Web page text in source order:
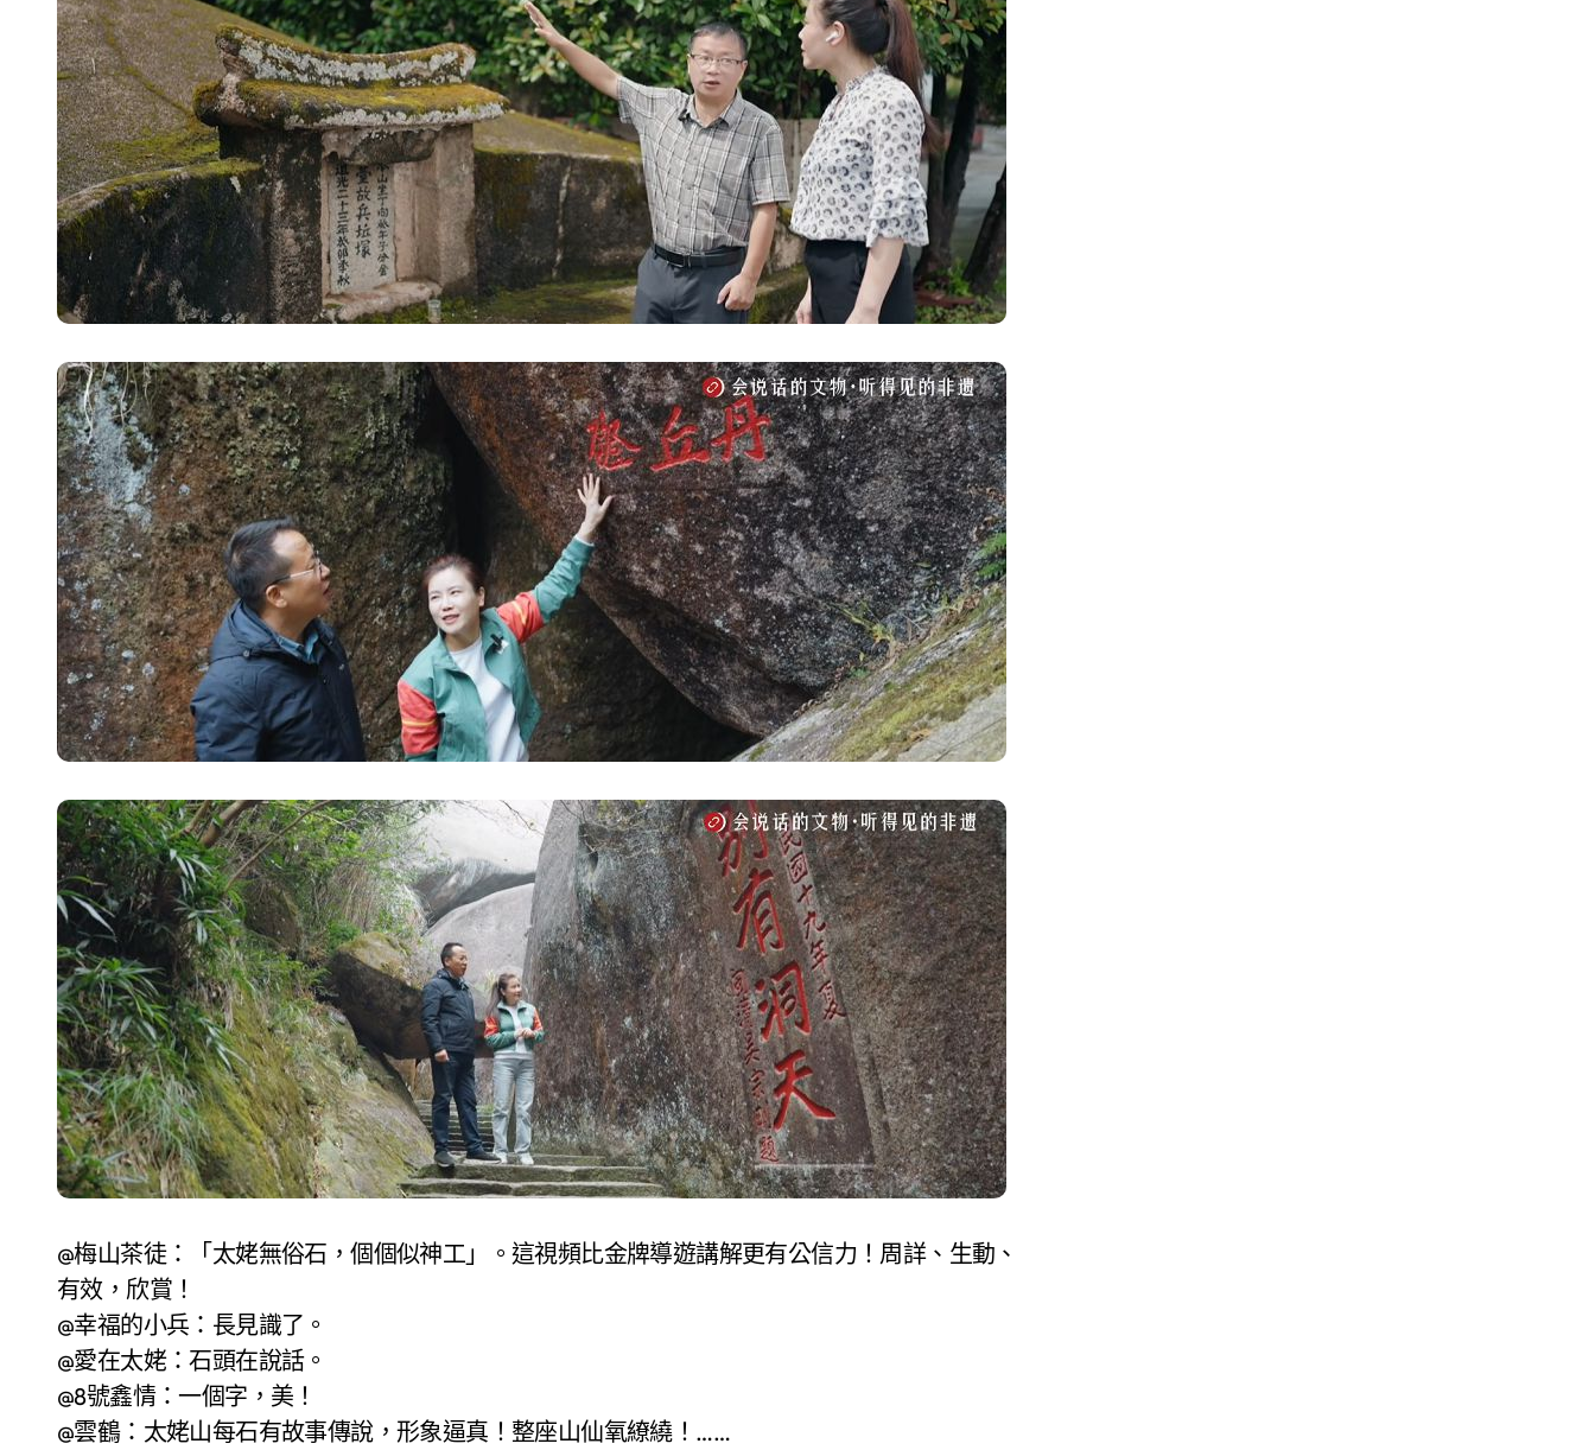
@梅山茶徒：「太姥無俗石，個個似神工」。這視頻比金牌導遊講解更有公信力！周詳、生動、
有效，欣賞！
@幸福的小兵：長見識了。
@愛在太姥：石頭在說話。
@8號鑫情：一個字，美！
@雲鶴：太姥山每石有故事傳說，形象逼真！整座山仙氧繚繞！……